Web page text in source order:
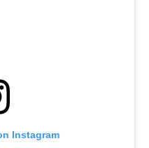
Instagram